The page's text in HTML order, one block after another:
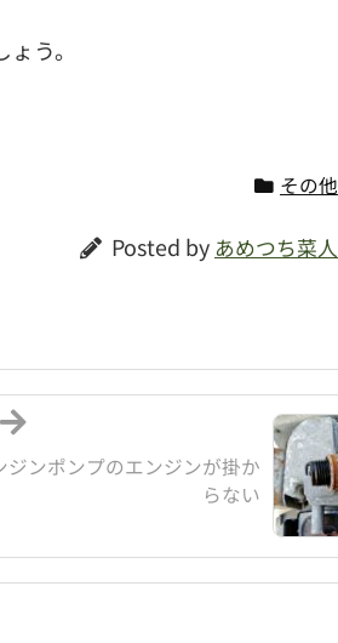
う。
その他
Posted by あめつち菜人
ジンポンプのエンジンが掛か
らない